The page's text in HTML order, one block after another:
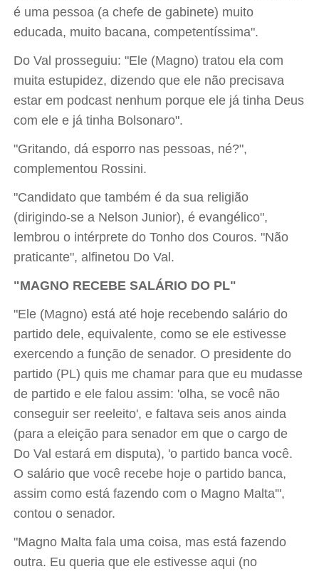
é uma pessoa (a chefe de gabinete) muito
educada, muito bacana, competentíssima".
Do Val prosseguiu: "Ele (Magno) tratou ela com
muita estupidez, dizendo que ele não precisava
estar em podcast nenhum porque ele já tinha Deus
com ele e já tinha Bolsonaro".
"Gritando, dá esporro nas pessoas, né?",
complementou Rossini.
"Candidato que também é da sua religião
(dirigindo-se a Nelson Junior), é evangélico",
lembrou o intérprete do Tonho dos Couros. "Não
praticante", alfinetou Do Val.
"MAGNO RECEBE SALÁRIO DO PL"
"Ele (Magno) está até hoje recebendo salário do
partido dele, equivalente, como se ele estivesse
exercendo a função de senador. O presidente do
partido (PL) quis me chamar para que eu mudasse
de partido e ele falou assim: 'olha, se você não
conseguir ser reeleito', e faltava seis anos ainda
(para a eleição para senador em que o cargo de
Do Val estará em disputa), 'o partido banca você.
O salário que você recebe hoje o partido banca,
assim como está fazendo com o Magno Malta'",
contou o senador.
"Magno Malta fala uma coisa, mas está fazendo
outra. Eu queria que ele estivesse aqui (no